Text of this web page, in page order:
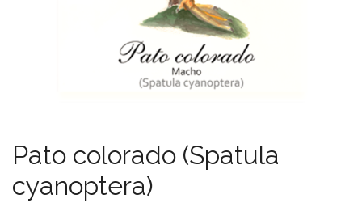
Pato colorado (Spatula
cyanoptera)